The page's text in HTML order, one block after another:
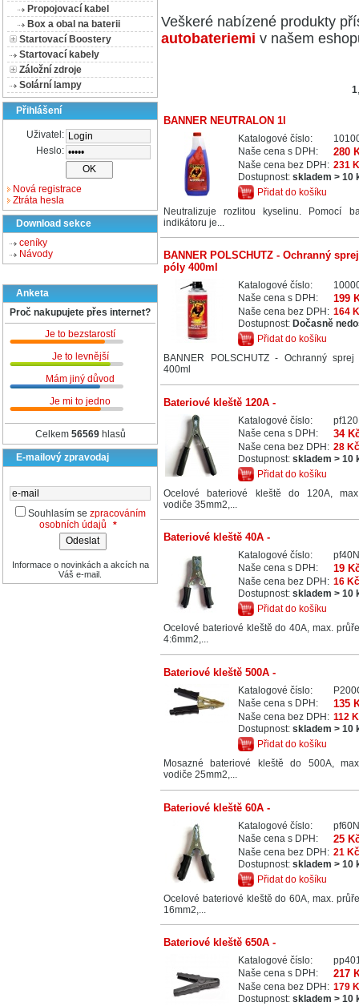
Propojovací kabel
Box a obal na baterii
Startovací Boostery
Startovací kabely
Záložní zdroje
Solární lampy
Přihlášení
Uživatel:
Heslo:
Nová registrace
Ztráta hesla
Download sekce
ceníky
Návody
Anketa
Proč nakupujete přes internet?
Je to bezstarostí
Je to levnější
Mám jiný důvod
Je mi to jedno
Celkem 56569hlasů
E-mailový zpravodaj
Souhlasím se zpracováním
osobních údajů
*
Informace o novinkách a akcích na
Váš e-mail.
Veškeré nabízené produkty
autobateriemi v našem
1
BANNER NEUTRALON 1l
Katalogové číslo:
Naše cena s DPH:
280
Naše cena bez DPH: 231
Dostupnost:skladem > 10
Přidat do košíku
Neutralizuje rozlitou kyselinu. Pomocí
indikátoru je...
BANNER POLSCHUTZ - Ochranný
póly 400ml
Katalogové číslo:
Naše cena s DPH:
199
Naše cena bez DPH: 164
Dostupnost: Dočasně
Přidat do košíku
BANNER POLSCHUTZ - Ochranný
400ml
Bateriové kleště 120A -
Katalogové číslo:
Naše cena s DPH:
34
Naše cena bez DPH: 28
Dostupnost:skladem > 10
Přidat do košíku
Ocelové bateriové kleště do 120A,
vodiče 35mm2,...
Bateriové kleště 40A -
Katalogové číslo:
Naše cena s DPH:
19
Naše cena bez DPH: 16
Dostupnost:skladem > 10
Přidat do košíku
Ocelové bateriové kleště do 40A, max.
4:6mm2,...
Bateriové kleště 500A -
Katalogové číslo:
Naše cena s DPH:
135
Naše cena bez DPH: 112
Dostupnost:skladem > 10
Přidat do košíku
Mosazné bateriové kleště do 500A,
vodiče 25mm2,...
Bateriové kleště 60A -
Katalogové číslo:
Naše cena s DPH:
25
Naše cena bez DPH: 21
Dostupnost:skladem > 10
Přidat do košíku
Ocelové bateriové kleště do 60A, max.
16mm2,...
Bateriové kleště 650A -
Katalogové číslo:
Naše cena s DPH:
217
Naše cena bez DPH: 179
Dostupnost:skladem > 10